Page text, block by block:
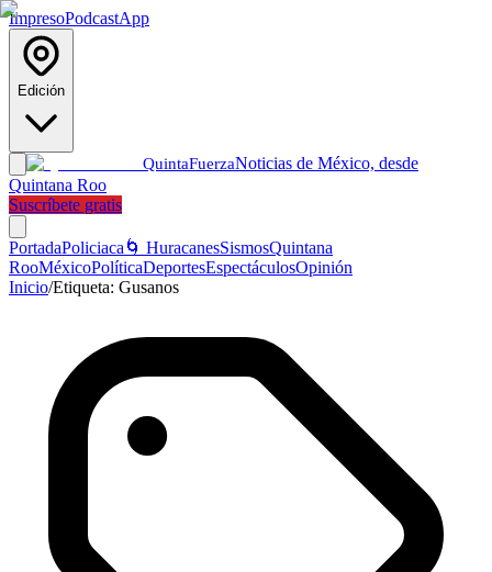
ImpresoPodcastApp
Edición
QuintaFuerzaNoticias de México, desde
Quintana Roo
Suscríbete gratis
PortadaPoliciaca 🌀 HuracanesSismosQuintana
RooMéxicoPolíticaDeportesEspectáculosOpinión
Inicio/Etiqueta: Gusanos